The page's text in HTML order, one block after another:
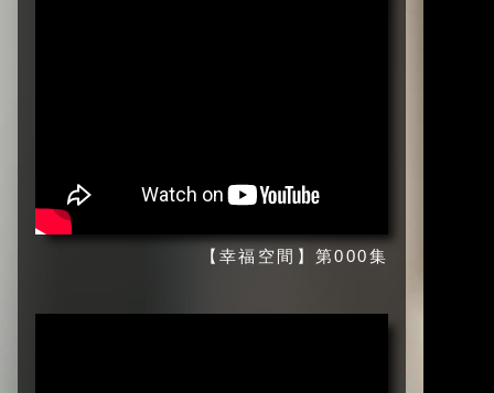
【幸福空間】第000集